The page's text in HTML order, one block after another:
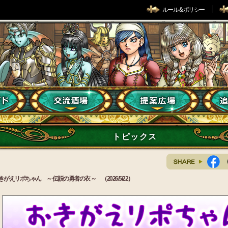
ルール & ポリシー
トピックス
がえリポちゃん ～ 伝説の勇者の衣 ～ （2026/5/22）